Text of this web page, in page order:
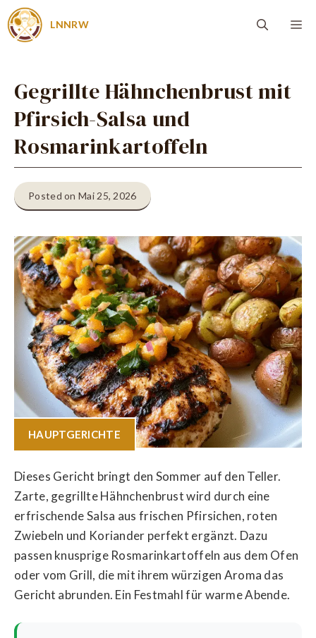
Zum
Inhalt
LNNRW
Gegrillte Hähnchenbrust mit
Pfirsich-Salsa und
Rosmarinkartoffeln
Posted on Mai 25, 2026
HAUPTGERICHTE
Dieses Gericht bringt den Sommer auf den Teller.
Zarte, gegrillte Hähnchenbrust wird durch eine
erfrischende Salsa aus frischen Pfirsichen, roten
Zwiebeln und Koriander perfekt ergänzt. Dazu
passen knusprige Rosmarinkartoffeln aus dem Ofen
oder vom Grill, die mit ihrem würzigen Aroma das
Gericht abrunden. Ein Festmahl für warme Abende.